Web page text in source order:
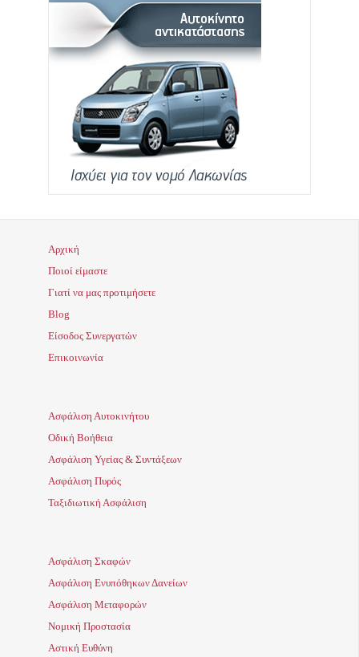
Αρχική
Ποιοί είμαστε
Γιατί να μας προτιμήσετε
Blog
Είσοδος Συνεργατών
Επικοινωνία
Ασφάλιση Αυτοκινήτου
Οδική Βοήθεια
Ασφάλιση Υγείας & Συντάξεων
Ασφάλιση Πυρός
Ταξιδιωτική Ασφάλιση
Ασφάλιση Σκαφών
Ασφάλιση Ενυπόθηκων Δανείων
Ασφάλιση Μεταφορών
Νομική Προστασία
Αστική Ευθύνη